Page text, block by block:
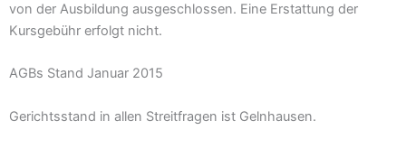
von der Ausbildung ausgeschlossen. Eine Erstattung der
Kursgebühr erfolgt nicht.
AGBs Stand Januar 2015
Gerichtsstand in allen Streitfragen ist Gelnhausen.